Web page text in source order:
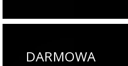
DARMOWA